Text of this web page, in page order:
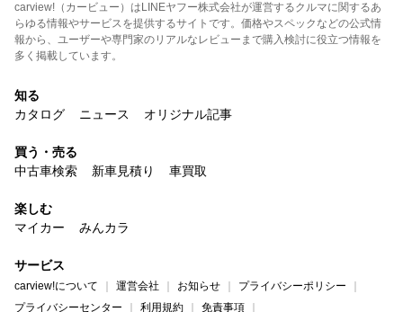
carview!（カービュー）はLINEヤフー株式会社が運営するクルマに関するあ
らゆる情報やサービスを提供するサイトです。価格やスペックなどの公式情
報から、ユーザーや専門家のリアルなレビューまで購入検討に役立つ情報を
多く掲載しています。
知る
カタログ
ニュース オリジナル記事
買う・売る
中古車検索
新車見積り 車買取
楽しむ
マイカー
みんカラ
サービス
carview!について 運営会社 お知らせ
プライバシーポリシー
プライバシーセンター
利用規約 免責事項